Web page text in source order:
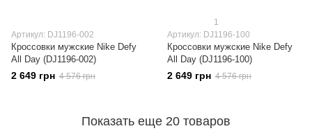
Артикул: DJ1196-002
Кроссовки мужские Nike Defy
All Day (DJ1196-002)
2 649 грн 4 576 грн
1
Артикул: DJ1196-100
Кроссовки мужские Nike Defy
All Day (DJ1196-100)
2 649 грн 4 576 грн
Показать еще 20 товаров